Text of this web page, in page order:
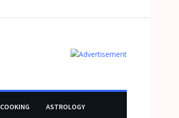
COOKING ASTROLOGY